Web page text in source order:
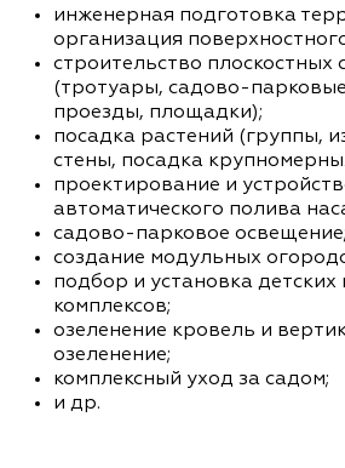
инженерная подготовка
организация
строительство плоскостных
(тротуары, садово-
проезды, площадки);
посадка растений (группы,
стены, посадка
проектирование и
автоматического полива
садово-парковое освещение;
создание модульных
подбор и установка детских
комплексов;
озеленение кровель и
озеленение;
комплексный уход за садом;
и др.